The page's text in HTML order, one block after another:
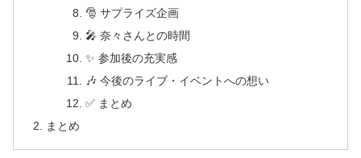
🎅 サプライズ企画
🎤 奈々さんとの時間
✨ 参加後の充実感
🎶 今後のライブ・イベントへの想い
✅ まとめ
まとめ